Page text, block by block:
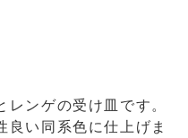
レンゲの受け皿です。
良い同系色に仕上げま